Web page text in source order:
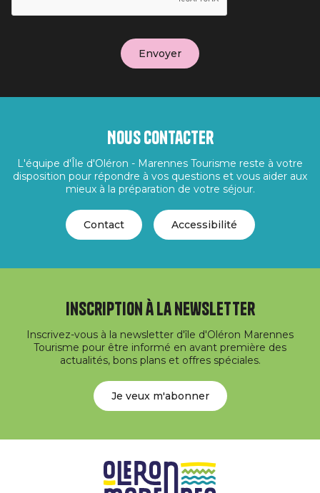
Nous contacter
L'équipe d'Île d'Oléron - Marennes Tourisme reste à votre
disposition pour répondre à vos questions et vous aider aux
mieux à la préparation de votre séjour.
Contact Accessibilité
Inscription à la newsletter
Inscrivez-vous à la newsletter d'île d'Oléron Marennes
Tourisme pour être informé en avant première des
actualités, bons plans et offres spéciales.
Je veux m'abonner